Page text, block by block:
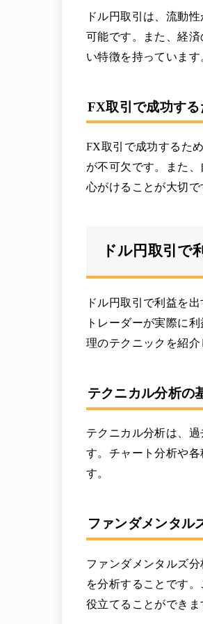
ドル円取引は、流動
可能です。また、経
い特徴を持っています
FX取引で成功す
FX取引で成功するた
が不可欠です。また
心がけることが大切で
ドル円取引で
ドル円取引で利益を
トレーダーが実際に
理のテクニックを紹介
テクニカル分析の
テクニカル分析は、
す。チャート分析や
す。
ファンダメンタル
ファンダメンタルズ
を分析することです
役立てることができま